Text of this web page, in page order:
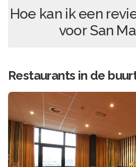
Hoe kan ik een
voorSan
Restaurants in de